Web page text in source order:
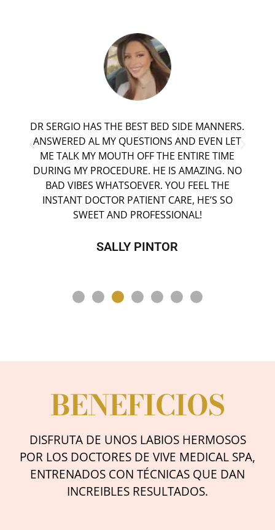
DR SERGIO HAS THE BEST BED SIDE MANNERS.
ANSWERED AL MY QUESTIONS AND EVEN LET
ME TALK MY MOUTH OFF THE ENTIRE TIME
DURING MY PROCEDURE. HE IS AMAZING. NO
BAD VIBES WHATSOEVER. YOU FEEL THE
INSTANT DOCTOR PATIENT CARE, HE’S SO
SWEET AND PROFESSIONAL!
SALLY PINTOR
BENEFICIOS
DISFRUTA DE UNOS LABIOS HERMOSOS
POR LOS DOCTORES DE VIVE MEDICAL SPA,
ENTRENADOS CON TÉCNICAS QUE DAN
INCREIBLES RESULTADOS.